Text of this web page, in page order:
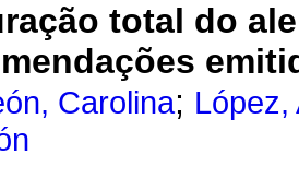
total do
Carolina; López,